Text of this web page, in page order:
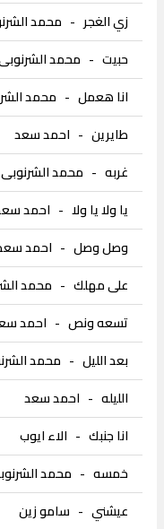
زي الغجر - محمد
حبيت- محمد
انا هعمل- محمد
طايرين- احمد سعد
غربه- محمد الشرنوبى
يا ولا يا ولا- احمد
وصل وصل- احمد
على مهلك- محمد
تسعه ونص- احمد
بعد الليل- محمد
الليله- احمد سعد
انا جنبك- الاء ايوب
خمسه- محمد
عيشني- سامو زين